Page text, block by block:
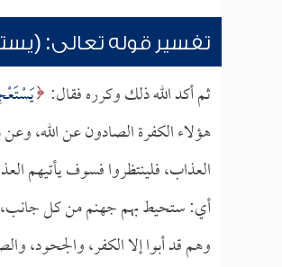
تفسير قوله تعالى:
ثم أكد الله ذلك وكرره فقال:
هؤلاء الكفرة الصادون عن الله،
العذاب، فلينتظروا فسوف يأتيهم
أي: ستحيط بهم جهنم من كل جانب،
وهم قد أبوا إلا الكفر، والجحود،